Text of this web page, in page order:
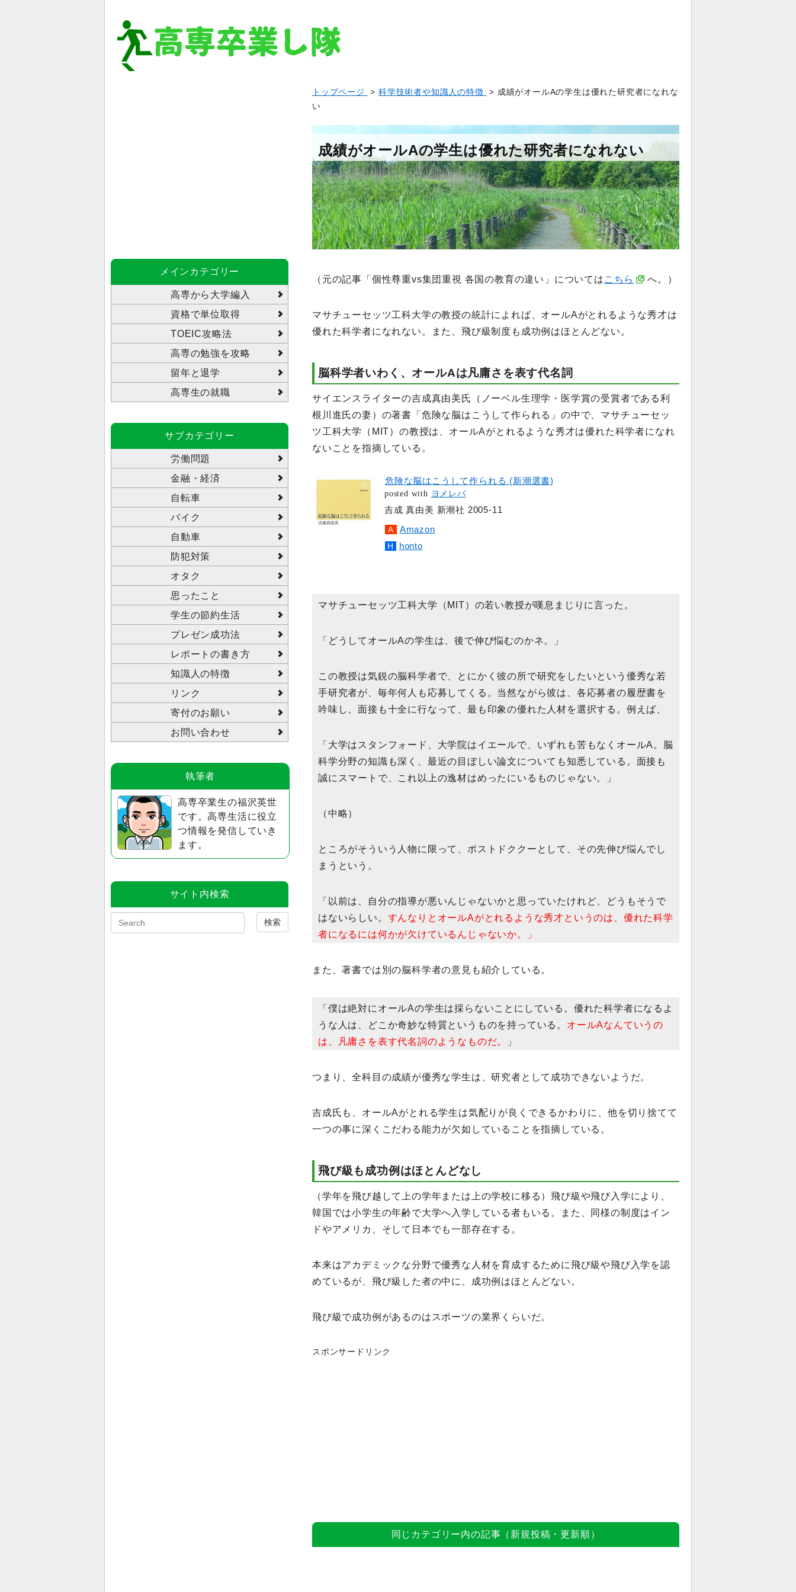
トップページ >科学技術者や知識人の特徴
> 成績がオールAの学生は優れた研究者になれな
い
成績がオールAの学生は優れた研究者になれない
（元の記事「個性尊重vs集団重視 各国の教育の違い」については こちら へ。）
マサチューセッツ工科大学の教授の統計によれば、オールAがとれるような秀才は
優れた科学者になれない。また、飛び級制度も成功例はほとんどない。
脳科学者いわく、オールAは凡庸さを表す代名詞
サイエンスライターの吉成真由美氏（ノーベル生理学・医学賞の受賞者である利
根川進氏の妻）の著書「危険な脳はこうして作られる」の中で、マサチューセッ
ツ工科大学（MIT）の教授は、オールAがとれるような秀才は優れた科学者になれ
ないことを指摘している。
危険な脳はこうして作られる (新潮選書)
posted with ヨメレバ
吉成 真由美 新潮社 2005-11
Amazon
honto
マサチューセッツ工科大学（MIT）の若い教授が嘆息まじりに言った。
「どうしてオールAの学生は、後で伸び悩むのかネ。」
この教授は気鋭の脳科学者で、とにかく彼の所で研究をしたいという優秀な若
手研究者が、毎年何人も応募してくる。当然ながら彼は、各応募者の履歴書を
吟味し、面接も十全に行なって、最も印象の優れた人材を選択する。例えば、
「大学はスタンフォード、大学院はイエールで、いずれも苦もなくオールA。脳
科学分野の知識も深く、最近の目ぼしい論文についても知悉している。面接も
誠にスマートで、これ以上の逸材はめったにいるものじゃない。」
（中略）
ところがそういう人物に限って、ポストドククーとして、その先伸び悩んでし
まうという。
「以前は、自分の指導が悪いんじゃないかと思っていたけれど、どうもそうで
はないらしい。 すんなりとオールAがとれるような秀才というのは、優れた科学
者になるには何かが欠けているんじゃないか。」
また、著書では別の脳科学者の意見も紹介している。
「僕は絶対にオールAの学生は採らないことにしている。優れた科学者になるよ
うな人は、どこか奇妙な特質というものを持っている。 オールAなんていうの
は、凡庸さを表す代名詞のようなものだ。
」
つまり、全科目の成績が優秀な学生は、研究者として成功できないようだ。
吉成氏も、オールAがとれる学生は気配りが良くできるかわりに、他を切り捨てて
一つの事に深くこだわる能力が欠如していることを指摘している。
飛び級も成功例はほとんどなし
（学年を飛び越して上の学年または上の学校に移る）飛び級や飛び入学により、
韓国では小学生の年齢で大学へ入学している者もいる。また、同様の制度はイン
ドやアメリカ、そして日本でも一部存在する。
本来はアカデミックな分野で優秀な人材を育成するために飛び級や飛び入学を認
めているが、飛び級した者の中に、成功例はほとんどない。
飛び級で成功例があるのはスポーツの業界くらいだ。
スポンサードリンク
同じカテゴリー内の記事（新規投稿・更新順）
メインカテゴリー
高専から大学編入
資格で単位取得
TOEIC攻略法
高専の勉強を攻略
留年と退学
高専生の就職
サブカテゴリー
労働問題
金融・経済
自転車
バイク
自動車
防犯対策
オタク
思ったこと
学生の節約生活
プレゼン成功法
レポートの書き方
知識人の特徴
リンク
寄付のお願い
お問い合わせ
執筆者
高専卒業生の福沢英世
です。高専生活に役立
つ情報を発信していき
ます。
サイト内検索
検索